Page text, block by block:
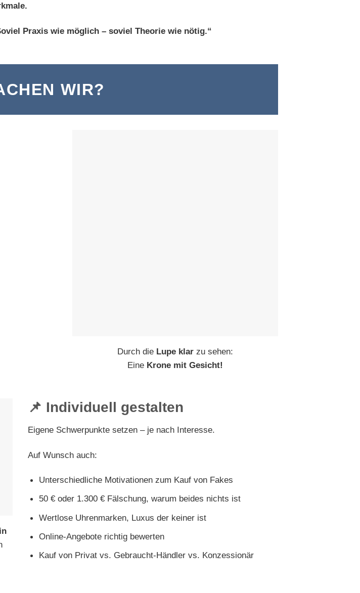
Praxis wie möglich – soviel Theorie wie nötig.“
WIR?
Durch die Lupe klarzu sehen:
Eine Krone mit Gesicht!
📌 Individuell gestalten
Eigene Schwerpunkte setzen – je nach Interesse.
Auf Wunsch auch:
Unterschiedliche Motivationen zum Kauf von Fakes
50 € oder 1.300 € Fälschung, warum beides nichts ist
Wertlose Uhrenmarken, Luxus der keiner ist
Online-Angebote richtig bewerten
Kauf von Privat vs. Gebraucht-Händler vs. Konzessionär